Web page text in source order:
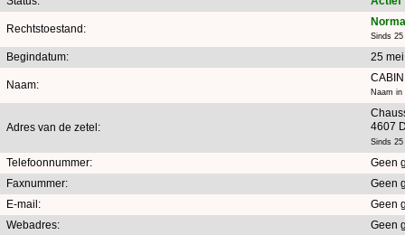
Rechtstoestand:
Sinds
Begindatum: 25
Naam:
Naam in
Adres van de zetel:
4607
Sinds
Telefoonnummer:
Geen
Faxnummer:
Geen
E-mail:
Geen
Webadres:
Geen